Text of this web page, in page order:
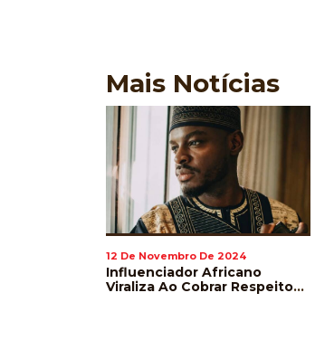
Mais Notícias
12 De Novembro De 2024
Influenciador Africano
Viraliza Ao Cobrar Respeito